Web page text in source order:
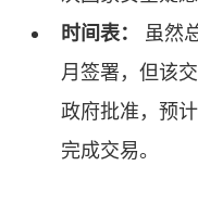
时间表：
虽然
月签署，但该
政府批准，预
完成交易。